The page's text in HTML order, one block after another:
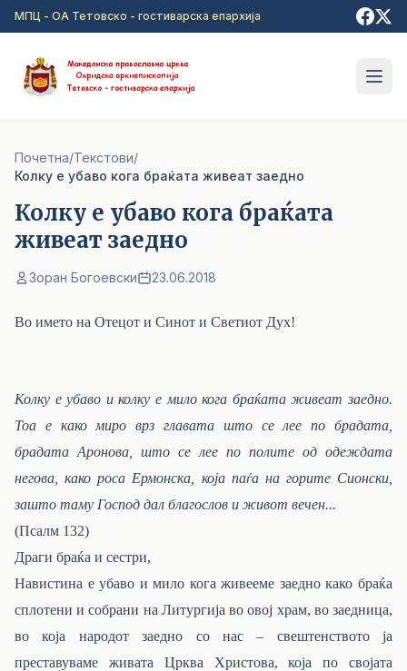
Прејди на главна содржина
МПЦ - ОА Тетовско - гостиварска епархија
Почетна/Текстови/
Колку е убаво кога браќата живеат заедно
Колку е убаво кога браќата
живеат заедно
Зоран Богоевски 23.06.2018
Во името на Отецот и Синот и Светиот Дух!
Колку е убаво и колку е мило кога браќата живеат заедно.
Тоа е како миро врз главата што се лее по брадата,
брадата Аронова, што се лее по полите од одеждата
негова, како роса Ермонска, која паѓа на горите Сионски,
зашто таму Господ дал благослов и живот вечен...
(Псалм 132)
Драги браќа и сестри,
Навистина е убаво и мило кога живееме заедно како браќа
сплотени и собрани на Литургија во овој храм, во заедница,
во која народот заедно со нас – свештенството ја
преставуваме живата Црква Христова, која по својата